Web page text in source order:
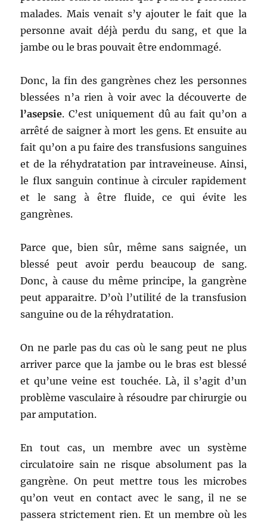
malades. Mais venait s’y ajouter le fait que la
personne avait déjà perdu du sang, et que la
jambe ou le bras pouvait être endommagé.
Donc, la fin des gangrènes chez les personnes
blessées n’a rien à voir avec la découverte de
l’asepsie. C’est uniquement dû au fait qu’on a
arrêté de saigner à mort les gens. Et ensuite au
fait qu’on a pu faire des transfusions sanguines
et de la réhydratation par intraveineuse. Ainsi,
le flux sanguin continue à circuler rapidement
et le sang à être fluide, ce qui évite les
gangrènes.
Parce que, bien sûr, même sans saignée, un
blessé peut avoir perdu beaucoup de sang.
Donc, à cause du même principe, la gangrène
peut apparaitre. D’où l’utilité de la transfusion
sanguine ou de la réhydratation.
On ne parle pas du cas où le sang peut ne plus
arriver parce que la jambe ou le bras est blessé
et qu’une veine est touchée. Là, il s’agit d’un
problème vasculaire à résoudre par chirurgie ou
par amputation.
En tout cas, un membre avec un système
circulatoire sain ne risque absolument pas la
gangrène. On peut mettre tous les microbes
qu’on veut en contact avec le sang, il ne se
passera strictement rien. Et un membre où les